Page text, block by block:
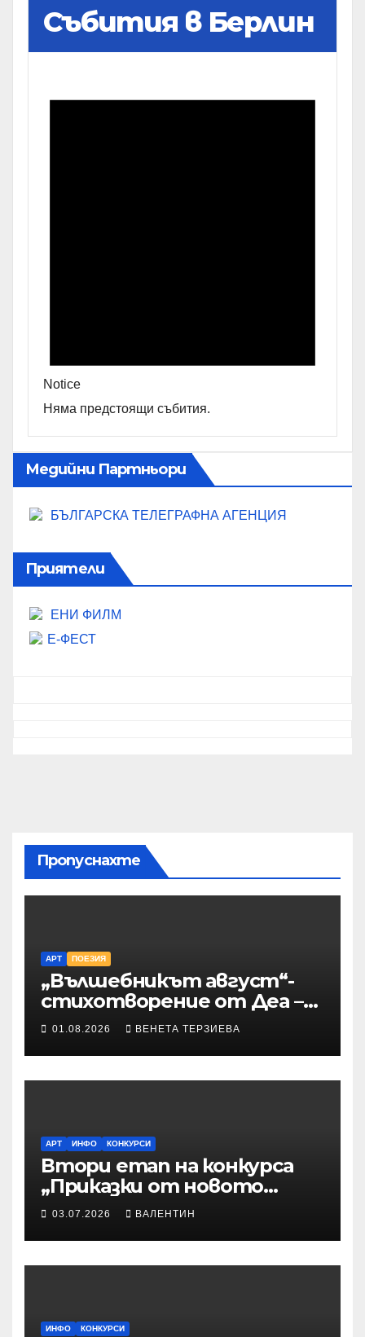
Събития в Берлин
Notice
Няма предстоящи събития.
Медийни Партньори
БЪЛГАРСКА ТЕЛЕГРАФНА АГЕНЦИЯ
Приятели
ЕНИ ФИЛМ
Е-ФЕСТ
Пропуснахте
АРТ ПОЕЗИЯ
„Вълшебникът август“-
стихотворение от Деа –
Десислава Иванова
01.08.2026 ВЕНЕТА ТЕРЗИЕВА
АРТ ИНФО КОНКУРСИ
Втори етап на конкурса
„Приказки от новото
време“ – Илюстрации към
03.07.2026 ВАЛЕНТИН
ИНФО КОНКУРСИ